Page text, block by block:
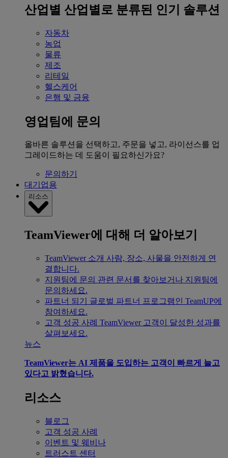
산업별 산업별로 분류된 인기 솔루션
자동차
농업
물류
제조
리테일
헬스케어
은행 및 금융
영업팀에 문의
올바른 솔루션을 선택하고, 주문을 넣고, 라이선스를 업
그레이드하는 데 도움이 필요하신가요?
문의하기
대기업용
리소스
TeamViewer에 대해 더 알아보기
TeamViewer 소개 사람, 장소, 사물을 안전하게 연
결합니다.
지원팀에 문의 관련 문서를 찾아보거나 지원팀에
문의하세요.
파트너 되기
글로벌 파트너 프로그램인 TeamUP에
참여하세요.
고객 성공 사례 TeamViewer 고객이 달성한 성과를
살펴보세요.
뉴스
TeamViewer는 AI 제품을 도입하는 고객이 빠르게 늘고
있다고 밝혔습니다.
리소스
블로그
고객 성공 사례
이벤트 및 웨비나
트러스트 센터